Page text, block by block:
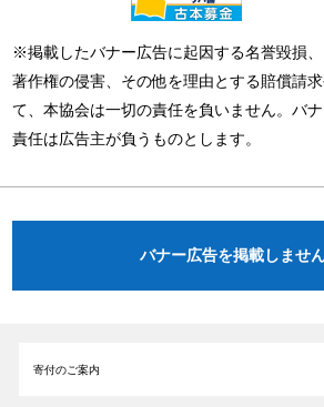
※掲載したバナー広告に起因する名誉毀損、
著作権の侵害、その他を理由とする賠償請
て、本協会は一切の責任を負いません。バ
責任は広告主が負うものとします。
バナー広告を掲載しませ
寄付のご案内